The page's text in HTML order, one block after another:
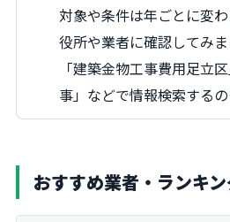
対象や条件は年ごとに変
役所や業者に確認してみま
「建築金物工事費用足立
事」などで情報検索するの
おすすめ業者・ランキ